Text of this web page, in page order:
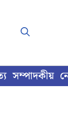
সম্পাদকীয়